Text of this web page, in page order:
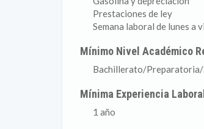
Prestaciones de ley
Semana laboral de lunes a
Mínimo Nivel Académico
Bachillerato/Preparatoria/
Mínima Experiencia
1 año